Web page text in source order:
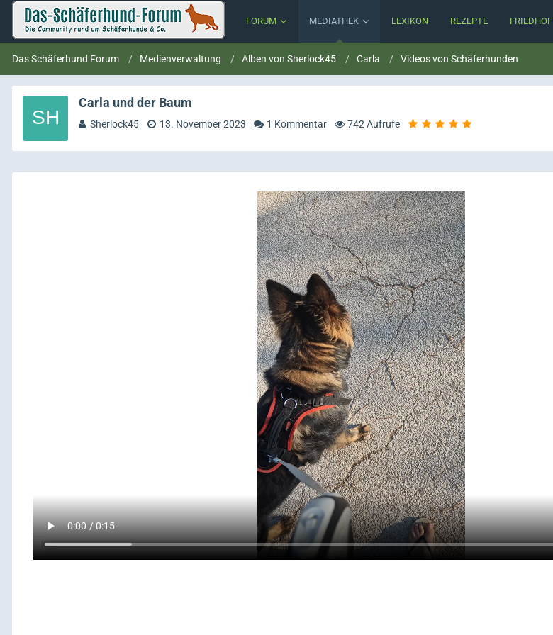
FORUM MEDIATHEK LEXIKON REZEPTE FRIEDHOF
Das Schäferhund Forum Medienverwaltung Alben von Sherlock45 Carla Videos von Schäferhunden
Carla und der Baum
Sherlock45 13. November 2023 1 Kommentar 742 Aufrufe